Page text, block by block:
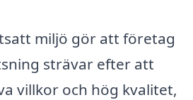
miljö gör att företag
strävar efter att
villkor och hög kvalitet,